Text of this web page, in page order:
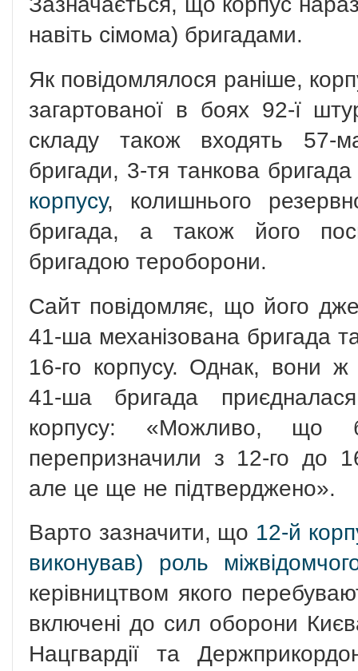
навіть сімома) бригадами.
Як повідомлялося раніше,
загартованої в боях 92-ї
складу також входять 57-
бригади, 3-тя танкова
корпусу, колишнього
бригада, а також його
бригадою тероборони.
Сайт повідомляє, що його
41-ша механізована бригада
16-го корпусу. Однак, вони
41-ша бригада
корпусу: «Можливо, що
перепризначили з 12-го до
але це ще не підтверджено».
Варто зазначити, що 12-й
виконував) роль
керівництвом якого
включені до сил оборони
Нацгвардії та